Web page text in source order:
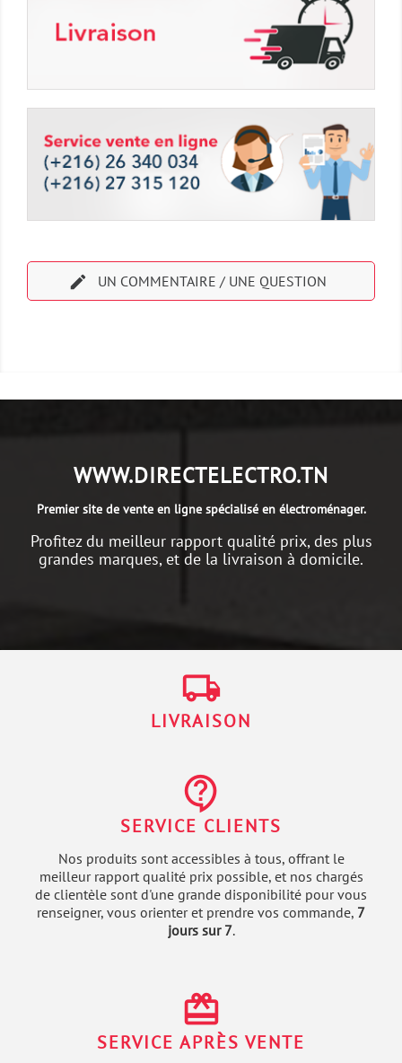
 UN COMMENTAIRE / UNE QUESTION
WWW.DIRECTELECTRO.TN
Premier site de vente en ligne spécialisé en électroménager.
Profitez du meilleur rapport qualité prix, des plus
grandes marques, et de la livraison à domicile.
local_shipping
LIVRAISON
contact_support
SERVICE CLIENTS
Nos produits sont accessibles à tous, offrant le
meilleur rapport qualité prix possible, et nos chargés
de clientèle sont d'une grande disponibilité pour vous
renseigner, vous orienter et prendre vos commande, 7
jours sur 7.
redeem
SERVICE APRÈS VENTE